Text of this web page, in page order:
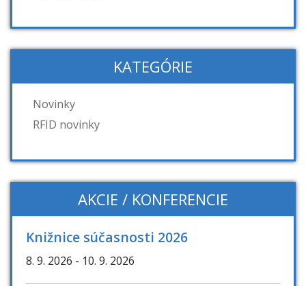
KATEGÓRIE
Novinky
RFID novinky
AKCIE / KONFERENCIE
Knižnice súčasnosti 2026
8. 9. 2026 - 10. 9. 2026